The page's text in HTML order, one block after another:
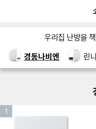
우리집 난방을
경동나비엔 린
인1